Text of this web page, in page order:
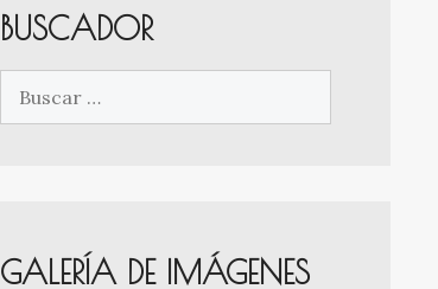
BUSCADOR
GALERÍA DE IMÁGENES